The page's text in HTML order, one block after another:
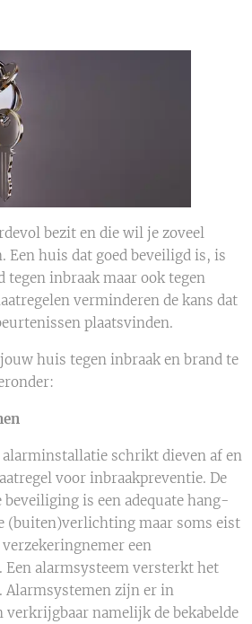
bezit en die wil je zoveel
Een huis dat goed beveiligd is, is
tegen inbraak maar ook tegen
verminderen de kans dat
plaatsvinden.
huis tegen inbraak en brand te
alarminstallatie schrikt dieven af en
voor inbraakpreventie. De
beveiliging is een adequate hang-
(buiten)verlichting maar soms eist
een
Een alarmsysteem versterkt het
Alarmsystemen zijn er in
namelijk de bekabelde